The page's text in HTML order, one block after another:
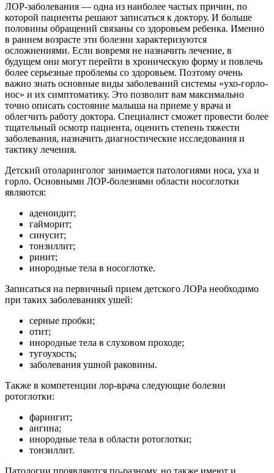
ЛОР-заболевания — одна из наиболее частых причин, по
которой пациенты решают записаться к доктору. И больше
половины обращений связаны со здоровьем ребенка. Именно
в раннем возрасте эти болезни характеризуются
осложнениями. Если вовремя не назначить лечение, в
будущем они могут перейти в хроническую форму и повлечь
более серьезные проблемы со здоровьем. Поэтому очень
важно знать основные виды заболеваний системы «ухо-горло-
нос» и их симптоматику. Это позволит вам максимально
точно описать состояние малыша на приеме у врача и
облегчить работу доктора. Специалист сможет провести более
тщательный осмотр пациента, оценить степень тяжести
заболевания, назначить диагностические исследования и
тактику лечения.
Детский отоларинголог занимается патологиями носа, уха и
горло. Основными ЛОР-болезнями области носоглотки
являются:
аденоидит;
гайморит;
синусит;
тонзиллит;
ринит;
инородные тела в носоглотке.
Записаться на первичный прием детского ЛОРа необходимо
при таких заболеваниях ушей:
серные пробки;
отит;
инородные тела в слуховом проходе;
тугоухость;
заболевания ушной раковины.
Также в компетенции лор-врача следующие болезни
ротоглотки:
фарингит;
ангина;
инородные тела в области ротоглотки;
тонзиллит.
Патологии проявляются по-разному, но также имеют и